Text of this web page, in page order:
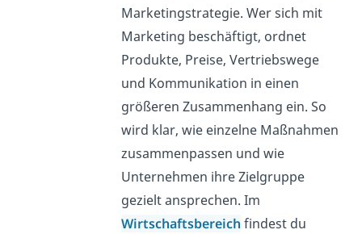
Marketingstrategie. Wer sich mit
Marketing beschäftigt, ordnet
Produkte, Preise, Vertriebswege
und Kommunikation in einen
größeren Zusammenhang ein. So
wird klar, wie einzelne Maßnahmen
zusammenpassen und wie
Unternehmen ihre Zielgruppe
gezielt ansprechen. Im
Wirtschaftsbereich findest du